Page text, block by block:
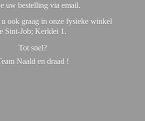
uw bestelling via email.
ook graag in onze fysieke winkel
Sint-Job; Kerklei 1.
Tot snel?
Naald en draad !